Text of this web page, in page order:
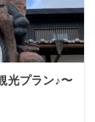
光プラン♪〜